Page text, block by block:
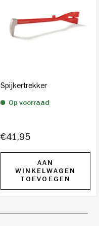
Spijkertrekker
Op voorraad
€41,95
AAN
WINKELWAGEN
TOEVOEGEN